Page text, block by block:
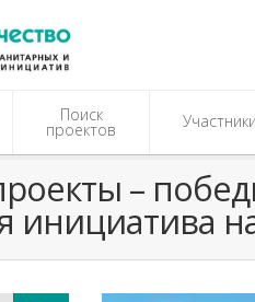
Поиск
проектов Участники
–
инициатива